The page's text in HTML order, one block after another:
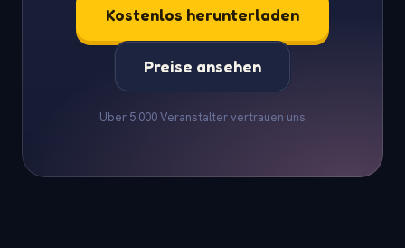
Kostenlos herunterladen
Preise ansehen
Über 5.000 Veranstalter vertrauen uns